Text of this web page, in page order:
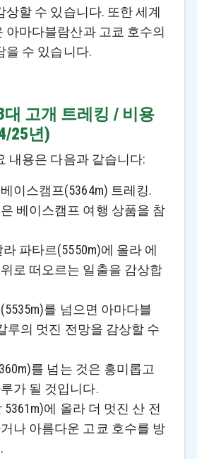
상할 수 있습니다. 또한 세계
아마다블람산과 고쿄 호수의
을 수 있습니다.
고개 트레킹 / 비용
25년)
내용은 다음과 같습니다:
이스캠프(5364m) 트레킹.
베이스캠프 여행 상품을 참
파타르(5550m)에 올라 에
로 떠오르는 일출을 감상합
를 넘으면 아마다블
루의 멋진 전망을 감상할 수
를 넘는 것은 흥미롭고
가 될 것입니다.
에 올라 더 멋진 산 전
나 아름다운 고쿄 호수를 방